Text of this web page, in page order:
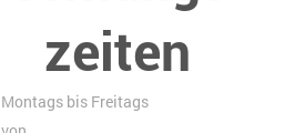
zeiten
Montags bis Freitags